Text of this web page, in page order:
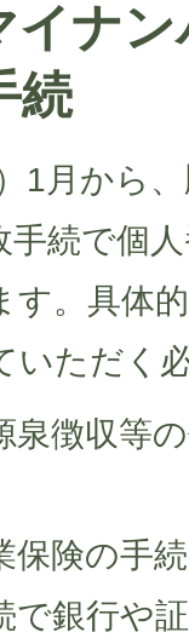
イナ
続
1月から
手続で個
す。具体
いただく
泉徴収等
保険の手
で銀行や